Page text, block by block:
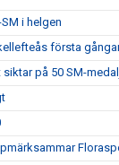
i helgen
första
på 50 SM-